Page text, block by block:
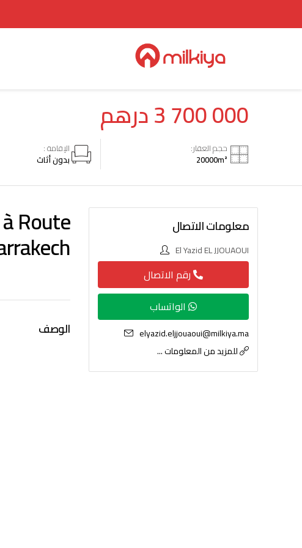
3 700 000درهم
حجم العقار:
20000m²
الإقامة :
بدون أثاث
Route
الوصف
معلومات الاتصال
El Yazid EL JJOUAOUI
رقم الاتصال
الواتساب
elyazid.eljjouaoui@milkiya.ma
للمزيد من المعلومات ...